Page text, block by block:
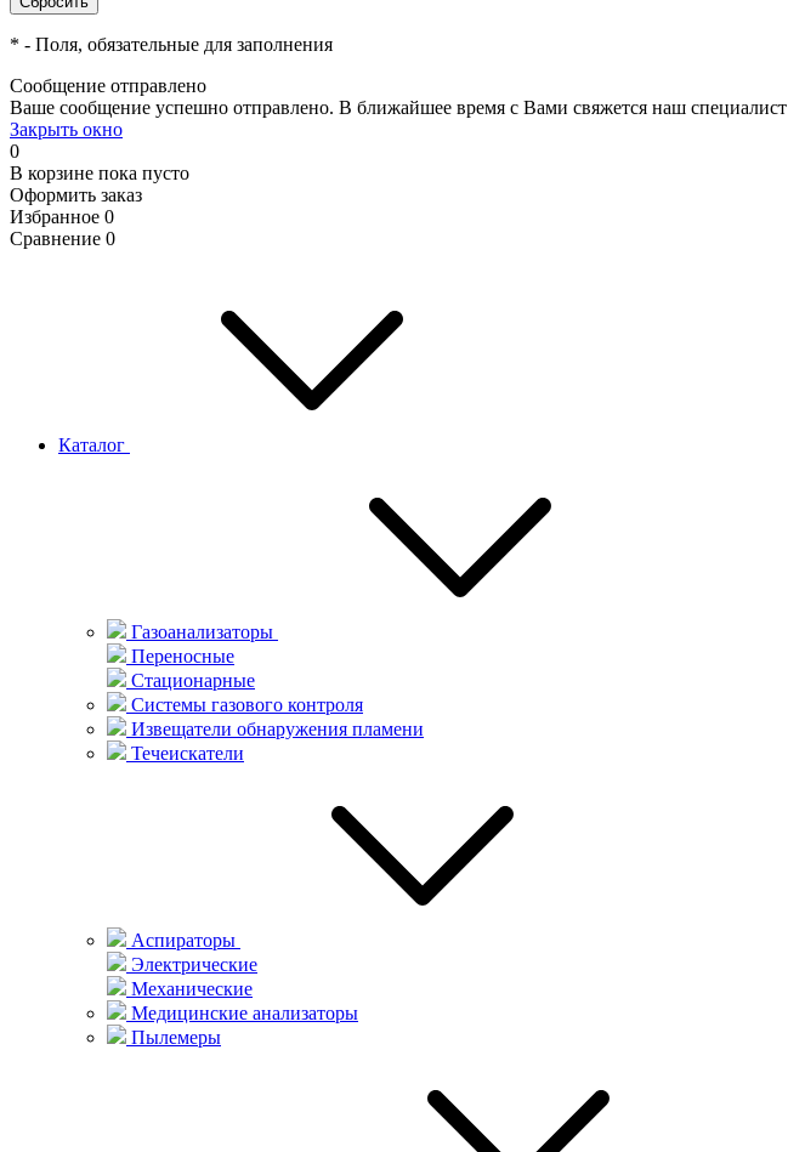
* - Поля, обязательные для заполнения
Сообщение отправлено
Ваше сообщение успешно отправлено. В ближайшее время с Вами свяжется наш специалист
Закрыть окно
0
В корзине пока пусто
Оформить заказ
Избранное 0
Сравнение 0
Каталог
Газоанализаторы
Переносные
Стационарные
Системы газового контроля
Извещатели обнаружения пламени
Течеискатели
Аспираторы
Электрические
Механические
Медицинские анализаторы
Пылемеры